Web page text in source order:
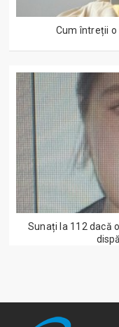
Cum întreții
Sunați la 112 dacă